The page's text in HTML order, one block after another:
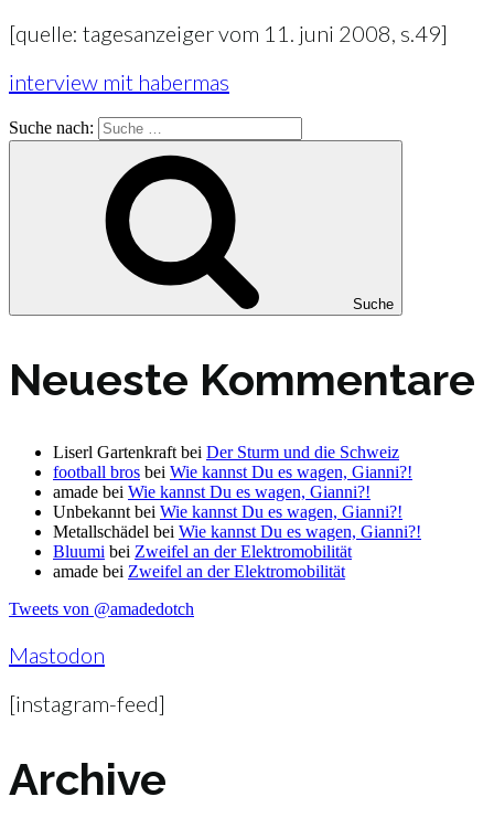
[quelle: tagesanzeiger vom 11. juni 2008, s.49]
interview mit habermas
Suche nach:
Suche
Neueste Kommentare
Liserl Gartenkraft bei Der Sturm und die Schweiz
football bros bei Wie kannst Du es wagen, Gianni?!
amade bei Wie kannst Du es wagen, Gianni?!
Unbekannt bei Wie kannst Du es wagen, Gianni?!
Metallschädel bei Wie kannst Du es wagen, Gianni?!
Bluumi bei Zweifel an der Elektromobilität
amade bei Zweifel an der Elektromobilität
Tweets von @amadedotch
Mastodon
[instagram-feed]
Archive